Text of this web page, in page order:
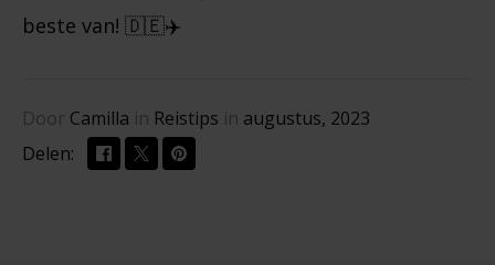
beste van! 🇩🇪✈️
Door Camilla in Reistips in augustus, 2023
Delen: